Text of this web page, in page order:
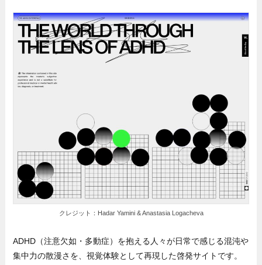
クレジット：Hadar Yamini & Anastasia Logacheva
ADHD（注意欠如・多動症）を抱える人々が日常で感じる混沌や
集中力の散漫さを、視覚体験として再現した啓発サイトです。